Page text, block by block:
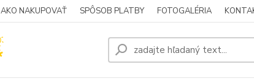
AKO NAKUPOVAŤ SPÔSOB PLATBY FOTOGALÉRIA